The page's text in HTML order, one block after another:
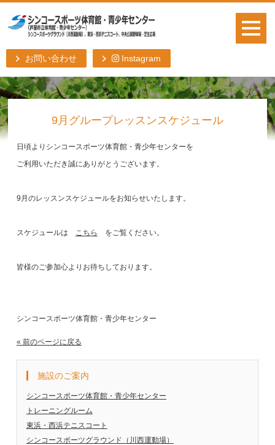
お問い合わせ Instagram
9月グループレッスンスケジュール
日頃よりシンコースポーツ体育館・青少年センターを
ご利用いただき誠にありがとうございます。
9月のレッスンスケジュールをお知らせいたします。
スケジュールは こちら をご覧ください。
皆様のご参加心よりお待ちしております。
シンコースポーツ体育館・青少年センター
« 前のページに戻る
施設のご案内
シンコースポーツ体育館・青少年センター
トレーニングルーム
東浜・西浜テニスコート
シンコースポーツグラウンド（川西運動場）